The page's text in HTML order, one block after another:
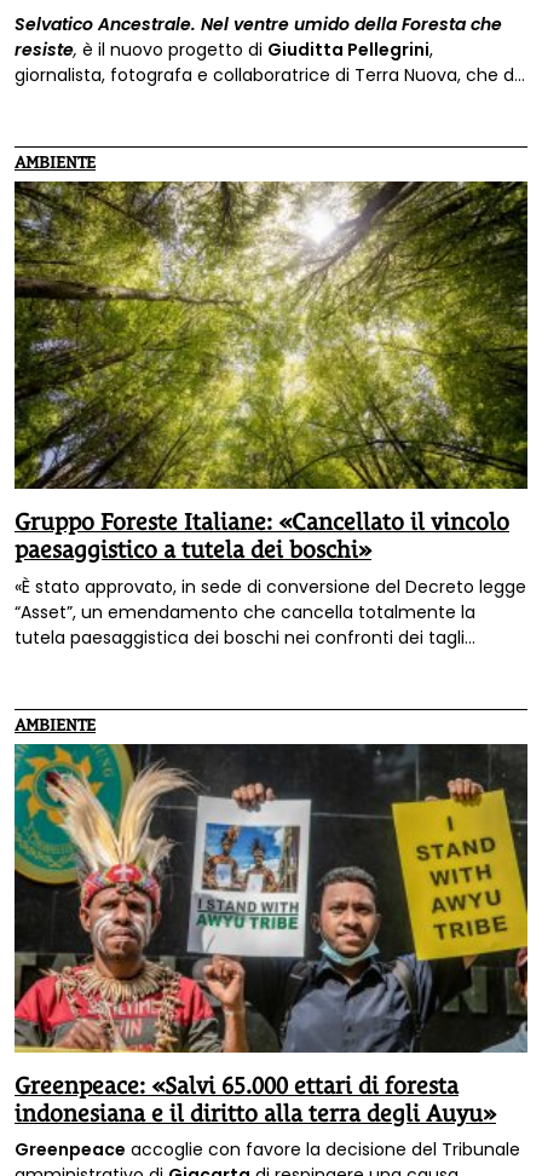
Selvatico Ancestrale. Nel ventre umido della Foresta che
resiste, è il nuovo progetto di Giuditta Pellegrini,
giornalista, fotografa e collaboratrice di Terra Nuova, che da
novembre a Bologna.
AMBIENTE
Gruppo Foreste Italiane: «Cancellato il vincolo
paesaggistico a tutela dei boschi»
«È stato approvato, in sede di conversione del Decreto legge
“Asset”, un emendamento che cancella totalmente la
tutela paesaggistica dei boschi nei confronti dei tagli
vincolate con decreto ed il concetto di taglio colturale»: è la
denuncia del GUFI, il Gruppo Unitario Foreste Italiane.
AMBIENTE
Greenpeace: «Salvi 65.000 ettari di foresta
indonesiana e il diritto alla terra degli Auyu»
Greenpeace accoglie con favore la decisione del Tribunale